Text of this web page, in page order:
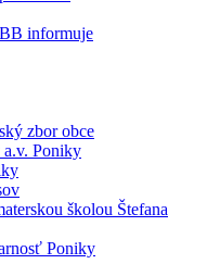
informuje
zbor obce
Poniky
školou Štefana
Poniky